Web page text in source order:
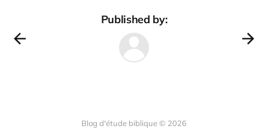
Published by:
Blog d'étude biblique © 2026